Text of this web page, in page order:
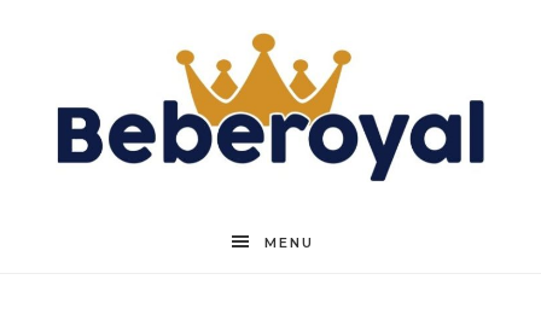
Beberoyal
MENU